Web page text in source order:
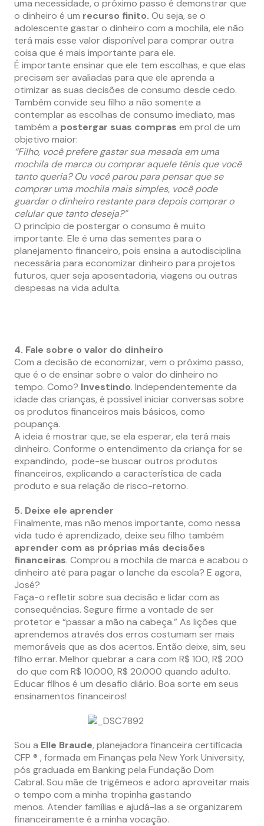
uma necessidade, o próximo passo é demonstrar que
o dinheiro é um recurso finito. Ou seja, se o
adolescente gastar o dinheiro com a mochila, ele não
terá mais esse valor disponível para comprar outra
coisa que é mais importante para ele.
É importante ensinar que ele tem escolhas, e que elas
precisam ser avaliadas para que ele aprenda a
otimizar as suas decisões de consumo desde cedo.
Também convide seu filho a não somente a
contemplar as escolhas de consumo imediato, mas
também a postergar suas compras em prol de um
objetivo maior:
“Filho, você prefere gastar sua mesada em uma
mochila de marca ou comprar aquele tênis que você
tanto queria? Ou você parou para pensar que se
comprar uma mochila mais simples, você pode
guardar o dinheiro restante para depois comprar o
celular que tanto deseja?”
O princípio de postergar o consumo é muito
importante. Ele é uma das sementes para o
planejamento financeiro, pois ensina a autodisciplina
necessária para economizar dinheiro para projetos
futuros, quer seja aposentadoria, viagens ou outras
despesas na vida adulta.
4. Fale sobre o valor do dinheiro
Com a decisão de economizar, vem o próximo passo,
que é o de ensinar sobre o valor do dinheiro no
tempo. Como? Investindo. Independentemente da
idade das crianças, é possível iniciar conversas sobre
os produtos financeiros mais básicos, como
poupança.
A ideia é mostrar que, se ela esperar, ela terá mais
dinheiro. Conforme o entendimento da criança for se
expandindo, pode-se buscar outros produtos
financeiros, explicando a característica de cada
produto e sua relação de risco-retorno.
5. Deixe ele aprender
Finalmente, mas não menos importante, como nessa
vida tudo é aprendizado, deixe seu filho também
aprender com as próprias más decisões
financeiras. Comprou a mochila de marca e acabou o
dinheiro até para pagar o lanche da escola? E agora,
José?
Faça-o refletir sobre sua decisão e lidar com as
consequências. Segure firme a vontade de ser
protetor e “passar a mão na cabeça.” As lições que
aprendemos através dos erros costumam ser mais
memoráveis que as dos acertos. Então deixe, sim, seu
filho errar. Melhor quebrar a cara com R$ 100, R$ 200
do que com R$ 10.000, R$ 20.000 quando adulto.
Educar filhos é um desafio diário. Boa sorte em seus
ensinamentos financeiros!
Sou a Elle Braude, planejadora financeira certificada
CFP ® , formada em Finanças pela New York University,
pós graduada em Banking pela Fundação Dom
Cabral. Sou mãe de trigêmeos e adoro aproveitar mais
o tempo com a minha tropinha gastando
menos. Atender famílias e ajudá-las a se organizarem
financeiramente é a minha vocação.